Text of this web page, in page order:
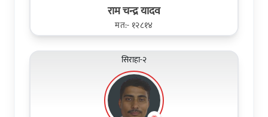
राम चन्द्र यादव
मत:- १२८१४
सिराहा-२